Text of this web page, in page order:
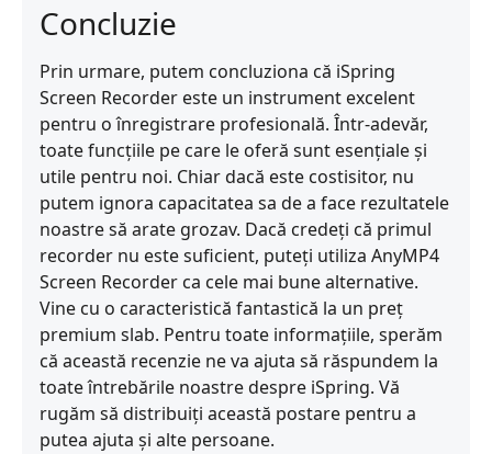
Concluzie
Prin urmare, putem concluziona că iSpring
Screen Recorder este un instrument excelent
pentru o înregistrare profesională. Într-adevăr,
toate funcțiile pe care le oferă sunt esențiale și
utile pentru noi. Chiar dacă este costisitor, nu
putem ignora capacitatea sa de a face rezultatele
noastre să arate grozav. Dacă credeți că primul
recorder nu este suficient, puteți utiliza AnyMP4
Screen Recorder ca cele mai bune alternative.
Vine cu o caracteristică fantastică la un preț
premium slab. Pentru toate informațiile, sperăm
că această recenzie ne va ajuta să răspundem la
toate întrebările noastre despre iSpring. Vă
rugăm să distribuiți această postare pentru a
putea ajuta și alte persoane.